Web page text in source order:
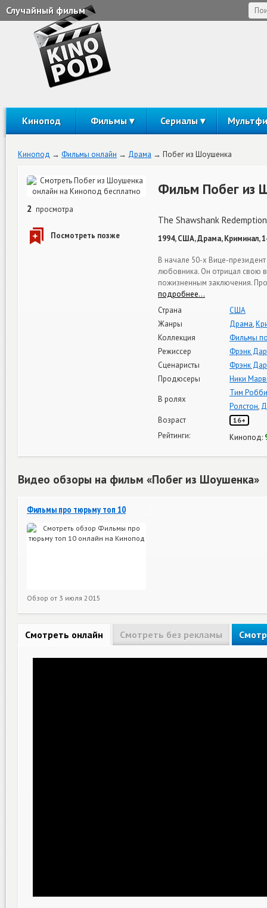
Случайный фильм
Кинопод Фильмы Сериалы
Кинопод Фильмы онлайн Драма Побег из Шоушенка
2 просмотра
Фильм Побег из
The Shawshank Redemption
1994, США, Драма, Криминал,
В начале 50-х Вице-
любовника. Он отрицал свою
пожизненным заключения.
подробнее…
Страна
США
Жанры
Драма,
Коллекция
Фильмы
Режиссер
Фрэнк
Сценаристы
Фрэнк
Продюсеры
Ники
В ролях
Тим
Ролстон,
Возраст
16+
Рейтинги: Кинопод:
Видео обзоры на фильм «Побег из Шоушенка»
Фильмы про тюрьму топ 10
Обзор от 3 июля 2015
Смотреть онлайн Смотреть без рекламы